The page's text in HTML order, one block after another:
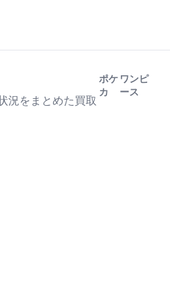
況をまとめた買取
ポケ
カ
ワンピ
ース